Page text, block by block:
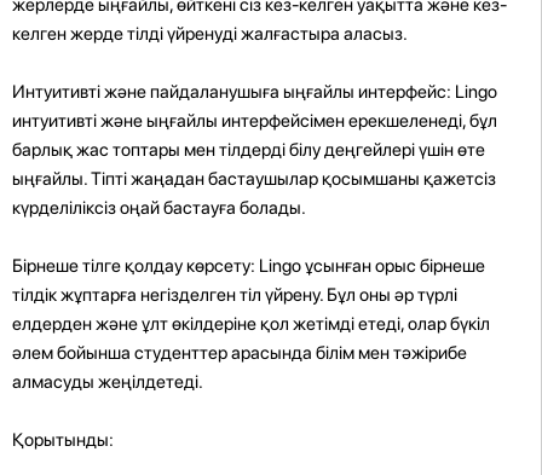
келген жерде тілді үйренуді жалғастыра аласыз.
Интуитивті және пайдаланушыға ыңғайлы интерфейс: Lingo
интуитивті және ыңғайлы интерфейсімен ерекшеленеді, бұл
барлық жас топтары мен тілдерді білу деңгейлері үшін өте
ыңғайлы. Тіпті жаңадан бастаушылар қосымшаны қажетсіз
күрделіліксіз оңай бастауға болады.
Бірнеше тілге қолдау көрсету: Lingo ұсынған орыс бірнеше
тілдік жұптарға негізделген тіл үйрену. Бұл оны әр түрлі
елдерден және ұлт өкілдеріне қол жетімді етеді, олар бүкіл
әлем бойынша студенттер арасында білім мен тәжірибе
алмасуды жеңілдетеді.
Қорытынды: